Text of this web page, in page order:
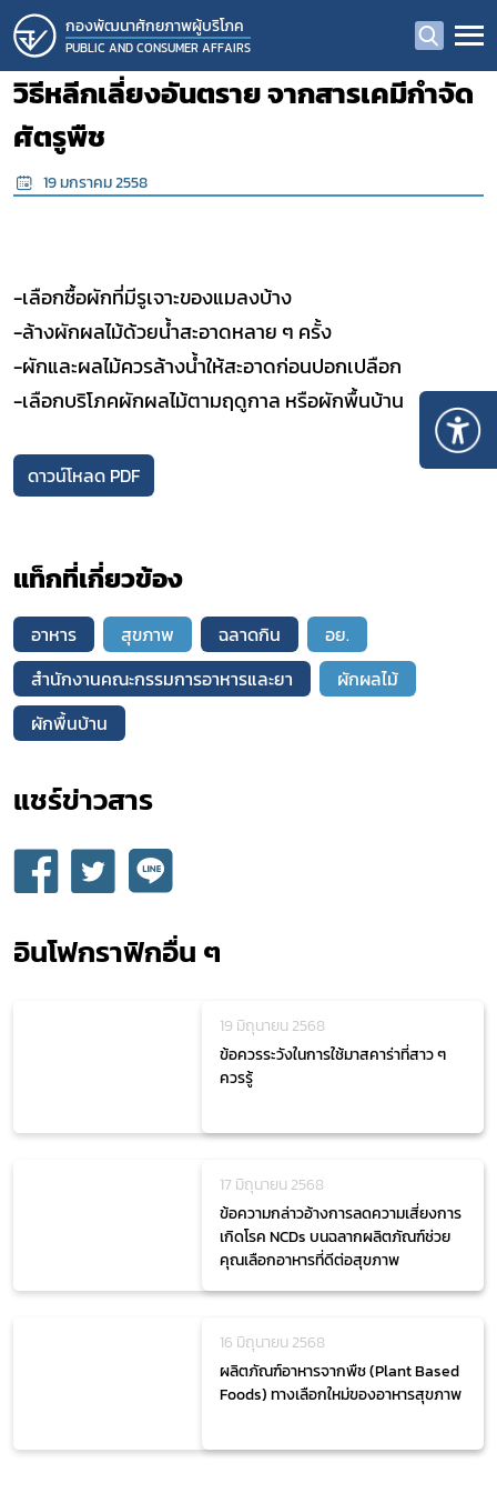
กองพัฒนาศักยภาพผู้บริโภค
PUBLIC AND CONSUMER AFFAIRS
วิธีหลีกเลี่ยงอันตราย จากสารเคมีกำจัด
ศัตรูพืช
19 มกราคม 2558
-เลือกซื้อผักที่มีรูเจาะของแมลงบ้าง
-ล้างผักผลไม้ด้วยน้ำสะอาดหลาย ๆ ครั้ง
-ผักและผลไม้ควรล้างน้ำให้สะอาดก่อนปอกเปลือก
-เลือกบริโภคผักผลไม้ตามฤดูกาล หรือผักพื้นบ้าน
ดาวน์โหลด PDF
แท็กที่เกี่ยวข้อง
อาหาร สุขภาพ ฉลาดกิน
อย.
สำนักงานคณะกรรมการอาหารและยา
ผักผลไม้
ผักพื้นบ้าน
แชร์ข่าวสาร​
อินโฟกราฟิกอื่น ๆ
19 มิถุนายน 2568
ข้อควรระวังในการใช้มาสคาร่าที่สาว ๆ
ควรรู้
17 มิถุนายน 2568
ข้อความกล่าวอ้างการลดความเสี่ยงการ
เกิดโรค NCDs บนฉลากผลิตภัณฑ์ช่วย
คุณเลือกอาหารที่ดีต่อสุขภาพ
16 มิถุนายน 2568
ผลิตภัณฑ์อาหารจากพืช (Plant Based
Foods) ทางเลือกใหม่ของอาหารสุขภาพ